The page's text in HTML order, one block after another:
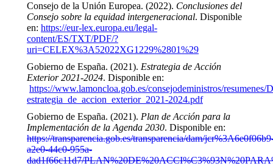
Consejo de la Unión Europea. (2022). Conclusiones del
Consejo sobre la equidad intergeneracional. Disponible
en: https://eur-lex.europa.eu/legal-
content/ES/TXT/PDF/?
uri=CELEX%3A52022XG1229%2801%29
Gobierno de España. (2021). Estrategia de Acción
Exterior 2021-2024. Disponible en:
https://www.lamoncloa.gob.es/consejodeministros/resumenes/
estrategia_de_accion_exterior_2021-2024.pdf
Gobierno de España. (2021). Plan de Acción para la
Implementación de la Agenda 2030. Disponible en:
https://transparencia.gob.es/transparencia/dam/
a2e0-44c0-955a-
dad1f66c11d7/